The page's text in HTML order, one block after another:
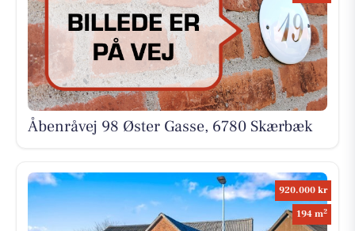
Åbenråvej 98 Øster Gasse, 6780 Skærbæk
920.000 kr
194 m2